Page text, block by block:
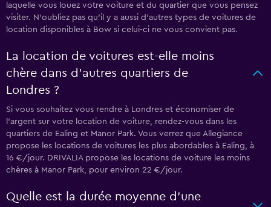
laquelle vous louez votre voiture et du quartier que vous pensez
visiter. N'oubliez pas qu'il y a aussi d'autres types de voitures de
location disponibles à Bow si celui-ci ne vous convient pas.
La location de voitures est-elle moins
chère dans d’autres quartiers de
Londres ?
Si vous souhaitez vous rendre à Londres et économiser de
l'argent sur votre location de voiture, rendez-vous dans les
quartiers de Ealing et Manor Park. Vous verrez que Allegiance
propose les locations de voitures les plus abordables à Ealing, à
16 €/jour. DRIVALIA propose les locations de voiture les moins
chères à Manor Park, pour environ 22 €/jour.
Quelle est la durée moyenne d’une